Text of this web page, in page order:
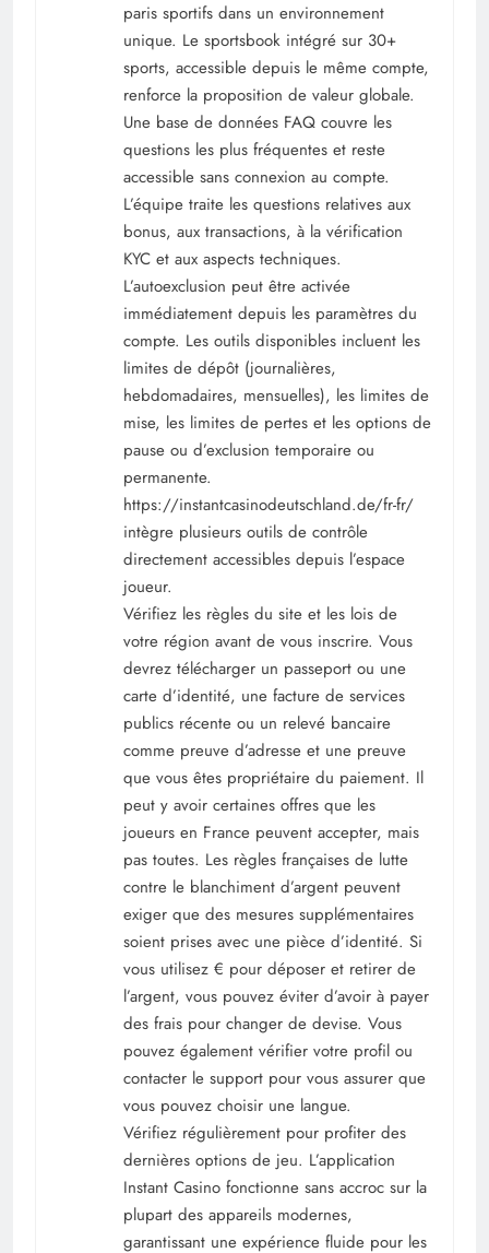
paris sportifs dans un environnement
unique. Le sportsbook intégré sur 30+
sports, accessible depuis le même compte,
renforce la proposition de valeur globale.
Une base de données FAQ couvre les
questions les plus fréquentes et reste
accessible sans connexion au compte.
L’équipe traite les questions relatives aux
bonus, aux transactions, à la vérification
KYC et aux aspects techniques.
L’autoexclusion peut être activée
immédiatement depuis les paramètres du
compte. Les outils disponibles incluent les
limites de dépôt (journalières,
hebdomadaires, mensuelles), les limites de
mise, les limites de pertes et les options de
pause ou d’exclusion temporaire ou
permanente.
https://instantcasinodeutschland.de/fr-fr/
intègre plusieurs outils de contrôle
directement accessibles depuis l’espace
joueur.
Vérifiez les règles du site et les lois de
votre région avant de vous inscrire. Vous
devrez télécharger un passeport ou une
carte d’identité, une facture de services
publics récente ou un relevé bancaire
comme preuve d’adresse et une preuve
que vous êtes propriétaire du paiement. Il
peut y avoir certaines offres que les
joueurs en France peuvent accepter, mais
pas toutes. Les règles françaises de lutte
contre le blanchiment d’argent peuvent
exiger que des mesures supplémentaires
soient prises avec une pièce d’identité. Si
vous utilisez € pour déposer et retirer de
l’argent, vous pouvez éviter d’avoir à payer
des frais pour changer de devise. Vous
pouvez également vérifier votre profil ou
contacter le support pour vous assurer que
vous pouvez choisir une langue.
Vérifiez régulièrement pour profiter des
dernières options de jeu. L’application
Instant Casino fonctionne sans accroc sur la
plupart des appareils modernes,
garantissant une expérience fluide pour les